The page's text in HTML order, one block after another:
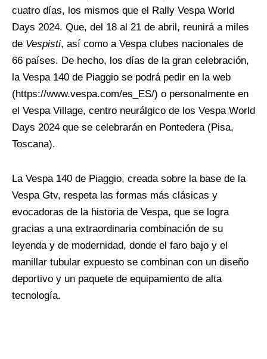
cuatro días, los mismos que el Rally Vespa World
Days 2024. Que, del 18 al 21 de abril, reunirá a miles
de Vespisti, así como a Vespa clubes nacionales de
66 países. De hecho, los días de la gran celebración,
la Vespa 140 de Piaggio se podrá pedir en la web
(https://www.vespa.com/es_ES/) o personalmente en
el Vespa Village, centro neurálgico de los Vespa World
Days 2024 que se celebrarán en Pontedera (Pisa,
Toscana).
La Vespa 140 de Piaggio, creada sobre la base de la
Vespa Gtv, respeta las formas más clásicas y
evocadoras de la historia de Vespa, que se logra
gracias a una extraordinaria combinación de su
leyenda y de modernidad, donde el faro bajo y el
manillar tubular expuesto se combinan con un diseño
deportivo y un paquete de equipamiento de alta
tecnología.